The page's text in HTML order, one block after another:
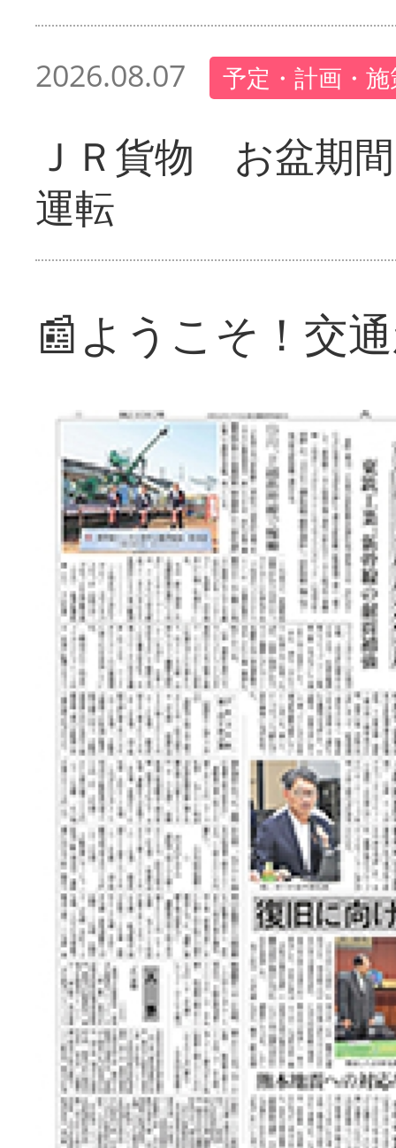
2026.08.07 予定・計画・
ＪＲ貨物 お盆期
運転
📰ようこそ！交